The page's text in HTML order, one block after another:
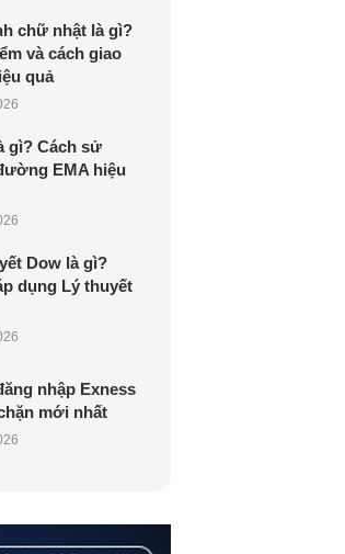
chữ nhật là gì?
và cách giao
quả
gì? Cách sử
EMA hiệu
Dow là gì?
dụng Lý thuyết
nhập Exness
mới nhất